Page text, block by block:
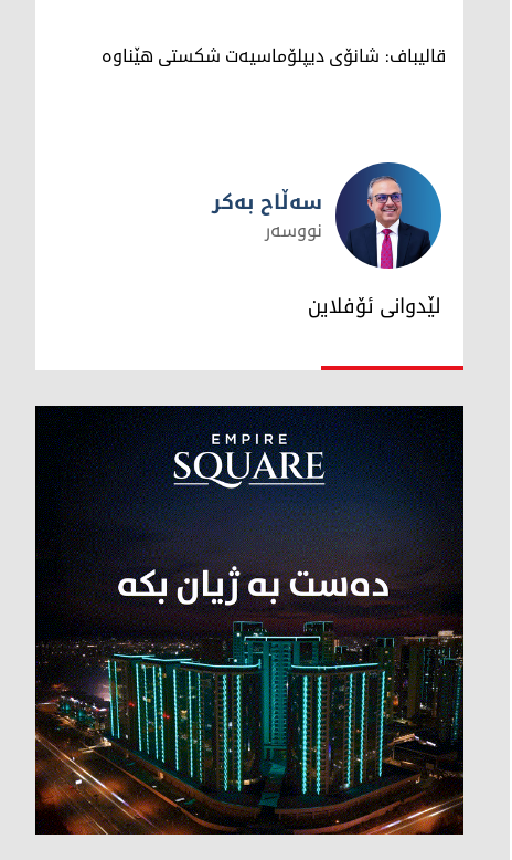
قالیباف: شانۆی دیپلۆماسیەت شکستی هێناوە
سەڵاح بەکر
سەڵاح بەکر
نووسەر
لێدوانی ئۆفلاین